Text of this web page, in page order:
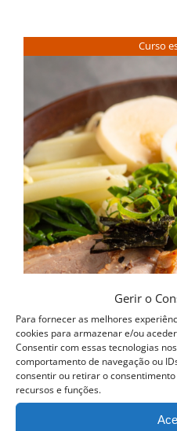
Gerir o
Para fornecer as melhores
cookies para armazenar e/ou
Consentir com essas tecnologias
comportamento de navegação ou
consentir ou retirar o
recursos e funções.
Curso